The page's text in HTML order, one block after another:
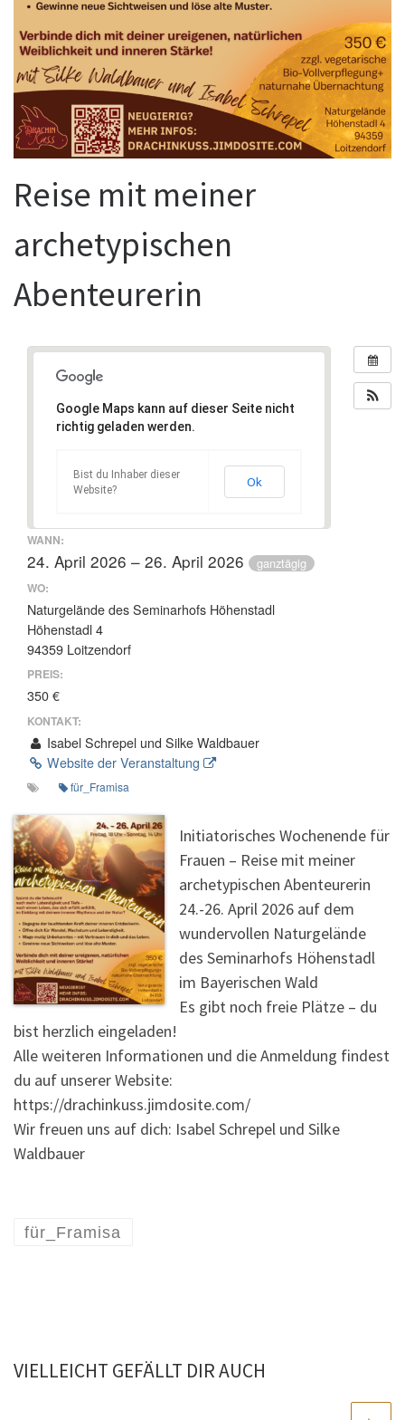
Reise mit meiner
archetypischen
Abenteurerin
Google Maps kann auf dieser Seite nicht
richtig geladen werden.
Bist du Inhaber dieser
Website?
Ok
WANN:
24. April 2026 – 26. April 2026 ganztägig
WO:
Naturgelände des Seminarhofs Höhenstadl
Höhenstadl 4
94359 Loitzendorf
PREIS:
350 €
KONTAKT:
Isabel Schrepel und Silke Waldbauer
Website der Veranstaltung
für_Framisa
Initiatorisches Wochenende für
Frauen – Reise mit meiner
archetypischen Abenteurerin
24.-26. April 2026 auf dem
wundervollen Naturgelände
des Seminarhofs Höhenstadl
im Bayerischen Wald
Es gibt noch freie Plätze – du
bist herzlich eingeladen!
Alle weiteren Informationen und die Anmeldung findest
du auf unserer Website:
https://drachinkuss.jimdosite.com/
Wir freuen uns auf dich: Isabel Schrepel und Silke
Waldbauer
für_Framisa
VIELLEICHT GEFÄLLT DIR AUCH